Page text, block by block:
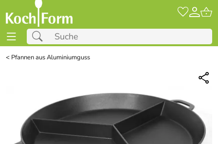
< Pfannen aus Aluminiumguss